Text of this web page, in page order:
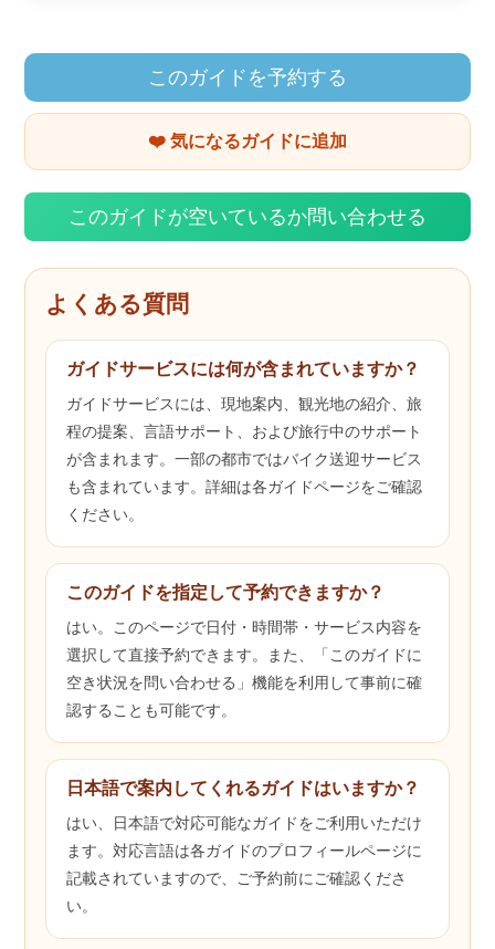
このガイドを予約する
❤️ 気になるガイドに追加
このガイドが空いているか問い合わせる
よくある質問
ガイドサービスには何が含まれていますか？
ガイドサービスには、現地案内、観光地の紹介、旅
程の提案、言語サポート、および旅行中のサポート
が含まれます。一部の都市ではバイク送迎サービス
も含まれています。詳細は各ガイドページをご確認
ください。
このガイドを指定して予約できますか？
はい。このページで日付・時間帯・サービス内容を
選択して直接予約できます。また、「このガイドに
空き状況を問い合わせる」機能を利用して事前に確
認することも可能です。
日本語で案内してくれるガイドはいますか？
はい、日本語で対応可能なガイドをご利用いただけ
ます。対応言語は各ガイドのプロフィールページに
記載されていますので、ご予約前にご確認くださ
い。